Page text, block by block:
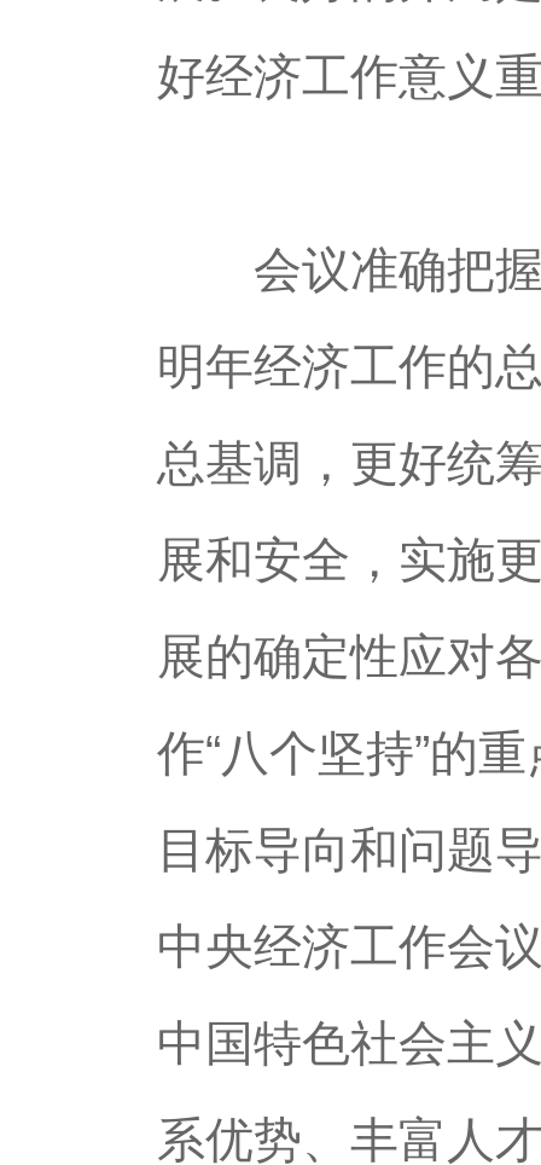
好经济工作意义
会议准确把握
明年经济工作的
总基调，更好统
展和安全，实施
展的确定性应对
作“八个坚持”的
目标导向和问题
中央经济工作会
中国特色社会主
系优势、丰富人